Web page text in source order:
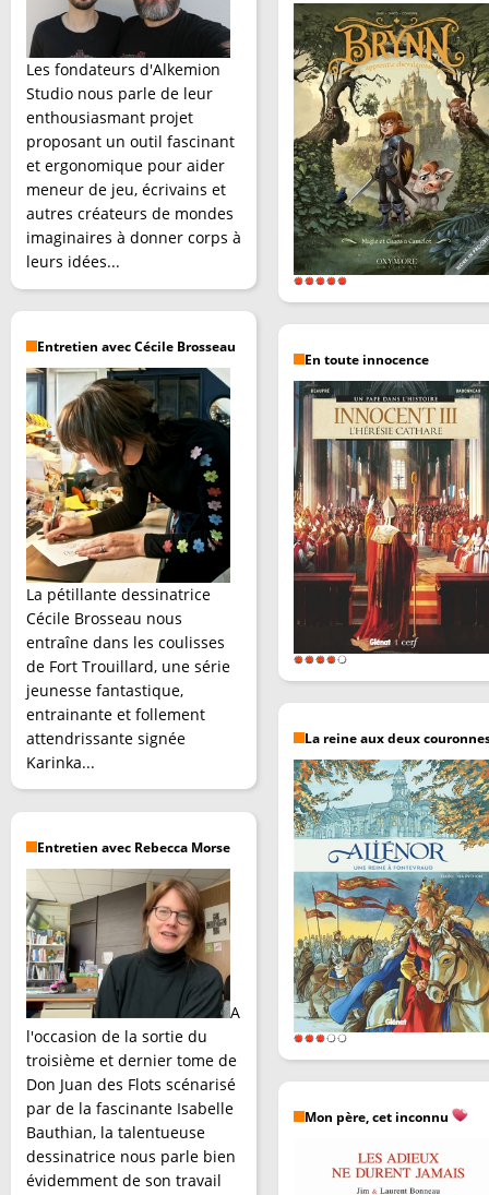
Les fondateurs d'Alkemion
Studio nous parle de leur
enthousiasmant projet
proposant un outil fascinant
et ergonomique pour aider
meneur de jeu, écrivains et
autres créateurs de mondes
imaginaires à donner corps à
leurs idées...
Entretien avec Cécile Brosseau
La pétillante dessinatrice
Cécile Brosseau nous
entraîne dans les coulisses
de Fort Trouillard, une série
jeunesse fantastique,
entrainante et follement
attendrissante signée
Karinka...
Entretien avec Rebecca Morse
A
l'occasion de la sortie du
troisième et dernier tome de
Don Juan des Flots scénarisé
par de la fascinante Isabelle
Bauthian, la talentueuse
dessinatrice nous parle bien
évidemment de son travail
En toute innocence
La reine aux deux
Mon père, cet inconnu